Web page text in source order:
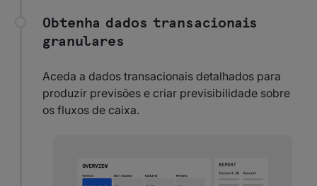
Obtenha dados transacionais
granulares
Aceda a dados transacionais detalhados para
produzir previsões e criar previsibilidade sobre
os fluxos de caixa.